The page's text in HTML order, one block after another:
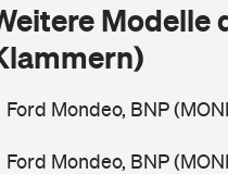
Modelle
Ford Mondeo, BNP
Ford Mondeo, BNP